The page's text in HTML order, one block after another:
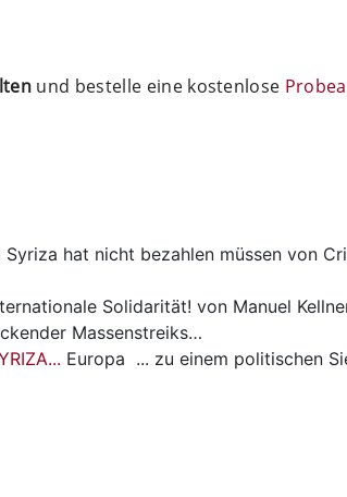
und bestelle eine kostenlose
Syriza hat nicht bezahlen müssen von
Solidarität! von Manuel
Massenstreiks…
Europa ... zu einem politischen